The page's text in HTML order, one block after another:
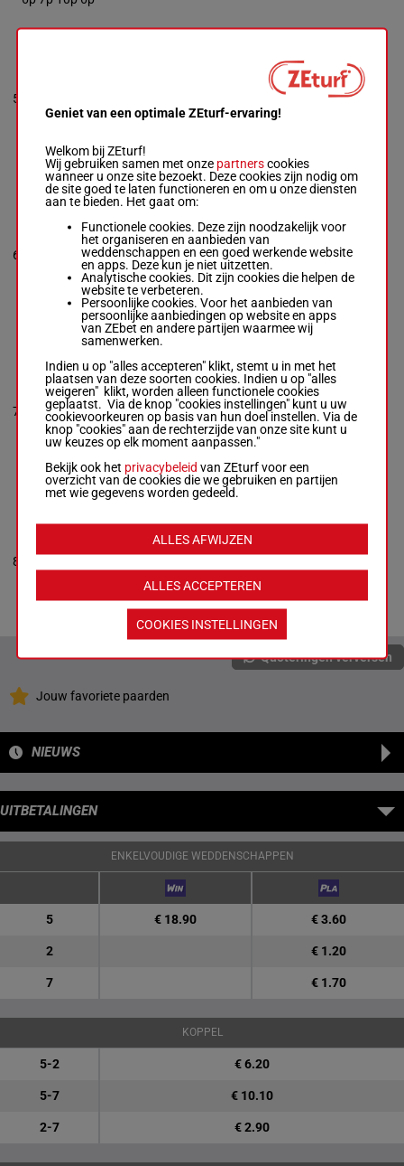
5
58.5 kg
(24) 6p 6p 7p
7p (24) 6p
6p 7p
6
WORLD OF
DARCY
Pearson Mlle
R/5 -
6p (24) 5p 6p
1p 1p 1p 10p
8p 9p 8p 10p
R/558.5
kg
6p (24) 5p
6p 1p 1p 1p
10p 8p 9p
8p 10p 11p
2
7
HIERARCHY
Osborne Mme
Saf.-J A
Osborne
Box: 6 -R/7 -
58 kg
2p 3p 5p 2p 2p
2p 0p 4p (24)
4p 4p 8p 3p
R/758 kg
2p 3p 5p 2p
2p 2p 0p 4p
(24) 4p 4p
8p 3p
6
8
DIASPORA
57.5 kg
9p 5p 7p 4p 1p
57.5
kg
(24) 2p 2p
6p 9p 5p 7p
4p 1p 2p 3p
1p 8p
Quoteringen verversen
Jouw favoriete paarden
NIEUWS
UITBETALINGEN
ENKELVOUDIGE WEDDENSCHAPPEN
5 € 18.90 € 3.60
2 € 1.20
7 € 1.70
KOPPEL
5-2 € 6.20
5-7 € 10.10
2-7 € 2.90
Geniet van een optimale ZEturf-ervaring!
Welkom bij ZEturf!
Wij gebruiken samen met onze partnerscookies
wanneer u onze site bezoekt. Deze cookies zijn nodig om
de site goed te laten functioneren en om u onze diensten
aan te bieden. Het gaat om:
Functionele cookies. Deze zijn noodzakelijk voor
het organiseren en aanbieden van
weddenschappen en een goed werkende website
en apps. Deze kun je niet uitzetten.
Analytische cookies. Dit zijn cookies die helpen de
website te verbeteren.
Persoonlijke cookies. Voor het aanbieden van
persoonlijke aanbiedingen op website en apps
van ZEbet en andere partijen waarmee wij
samenwerken.
Indien u op "alles accepteren" klikt, stemt u in met het
plaatsen van deze soorten cookies. Indien u op "alles
weigeren" klikt, worden alleen functionele cookies
geplaatst. Via de knop "cookies instellingen" kunt u uw
cookievoorkeuren op basis van hun doel instellen. Via de
knop "cookies" aan de rechterzijde van onze site kunt u
uw keuzes op elk moment aanpassen."
Bekijk ook het privacybeleid van ZEturf voor een
overzicht van de cookies die we gebruiken en partijen
met wie gegevens worden gedeeld.
ALLES ACCEPTEREN
ALLES AFWIJZEN
COOKIES INSTELLINGEN